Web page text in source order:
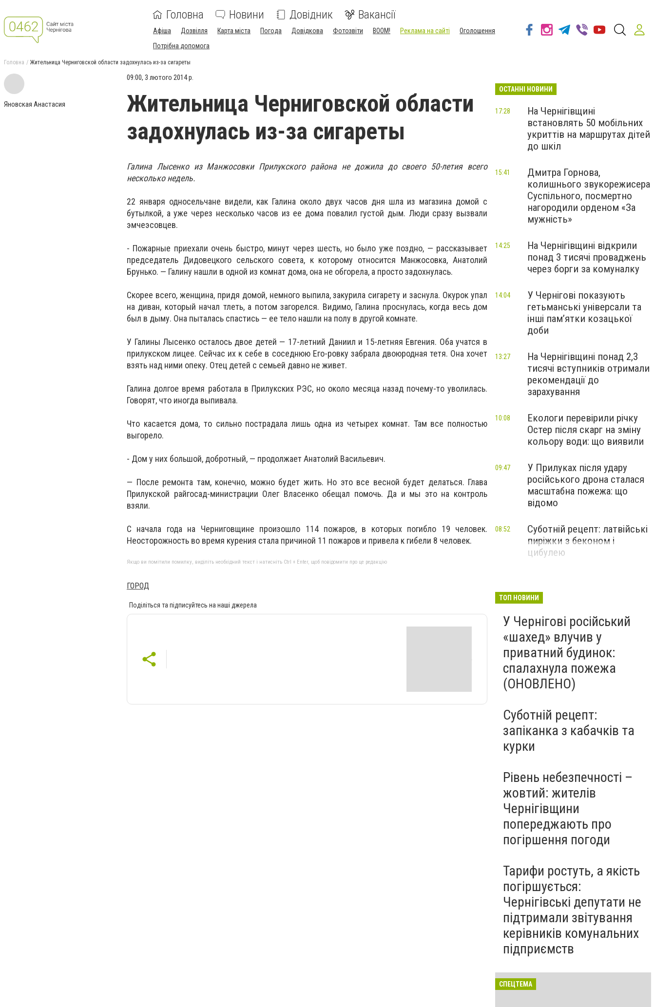
Головна Новини Довідник Вакансії
Афіша Дозвілля Карта міста Погода Довідкова Фотозвіти BOOM! Реклама на сайті
Оголошення
Потрібна допомога
Головна Жительница Черниговской области задохнулась из-за сигареты
Яновская Анастасия
09:00, 3 лютого 2014 р.
Жительница Черниговской области
задохнулась из-за сигареты
Галина Лысенко из Манжосовки Прилукского района не дожила до своего 50-летия всего
несколько недель.
22 января односельчане видели, как Галина около двух часов дня шла из магазина домой с
бутылкой, а уже через несколько часов из ее дома повалил густой дым. Люди сразу вызвали
эмчеэсовцев.
- Пожарные приехали очень быстро, минут через шесть, но было уже поздно, — рассказывает
председатель Дидовецкого сельского совета, к которому относится Манжосовка, Анатолий
Брунько. — Галину нашли в одной из комнат дома, она не обгорела, а просто задохнулась.
Скорее всего, женщина, придя домой, немного выпила, закурила сигарету и заснула. Окурок упал
на диван, который начал тлеть, а потом загорелся. Видимо, Галина проснулась, когда весь дом
был в дыму. Она пыталась спастись — ее тело нашли на полу в другой комнате.
У Галины Лысенко осталось двое детей — 17-летний Даниил и 15-летняя Евгения. Оба учатся в
прилукском лицее. Сейчас их к себе в соседнюю Его-ровку забрала двоюродная тетя. Она хочет
взять над ними опеку. Отец детей с семьей давно не живет.
Галина долгое время работала в Прилукских РЭС, но около месяца назад почему-то уволилась.
Говорят, что иногда выпивала.
Что касается дома, то сильно пострадала лишь одна из четырех комнат. Там все полностью
выгорело.
- Дом у них большой, добротный, — продолжает Анатолий Васильевич.
— После ремонта там, конечно, можно будет жить. Но это все весной будет делаться. Глава
Прилукской райгосад-министрации Олег Власенко обещал помочь. Да и мы это на контроль
взяли.
С начала года на Черниговщине произошло 114 пожаров, в которых погибло 19 человек.
Неосторожность во время курения стала причиной 11 пожаров и привела к гибели 8 человек.
Якщо ви помітили помилку, виділіть необхідний текст і натисніть Ctrl + Enter, щоб повідомити про це редакцію
ГОРОД
Поділіться та підписуйтесь на наші джерела
ОСТАННІ НОВИНИ
На Чернігівщині
встановлять 50 мобільних
укриттів на маршрутах дітей
до шкіл
17:28
Дмитра Горнова,
колишнього звукорежисера
Суспільного, посмертно
нагородили орденом «За
мужність»
15:41
На Чернігівщині відкрили
понад 3 тисячі проваджень
через борги за комуналку
14:25
У Чернігові показують
гетьманські універсали та
інші пам’ятки козацької
доби
14:04
На Чернігівщині понад 2,3
тисячі вступників отримали
рекомендації до
зарахування
13:27
Екологи перевірили річку
Остер після скарг на зміну
кольору води: що виявили
10:08
У Прилуках після удару
російського дрона сталася
масштабна пожежа: що
відомо
09:47
Суботній рецепт: латвійські
пиріжки з беконом і
цибулею
08:52
ТОП НОВИНИ
У Чернігові російський
«шахед» влучив у
приватний будинок:
спалахнула пожежа
(ОНОВЛЕНО)
Суботній рецепт:
запіканка з кабачків та
курки
Рівень небезпечності –
жовтий: жителів
Чернігівщини
попереджають про
погіршення погоди
Тарифи ростуть, а якість
погіршується:
Чернігівські депутати не
підтримали звітування
керівників комунальних
підприємств
СПЕЦТЕМА